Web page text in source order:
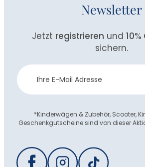
Newsletter
Jetzt registrieren und
sichern.
Newsletter
Anmeldung
*Kinderwägen & Zubehör, Scooter,
Geschenkgutscheine sind von dieser